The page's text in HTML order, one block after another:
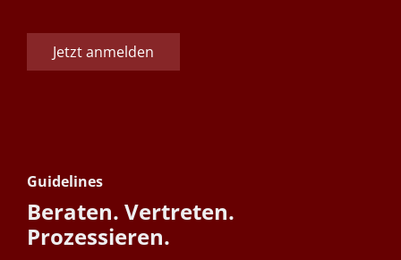
Jetzt anmelden
Guidelines
Beraten. Vertreten.
Prozessieren.